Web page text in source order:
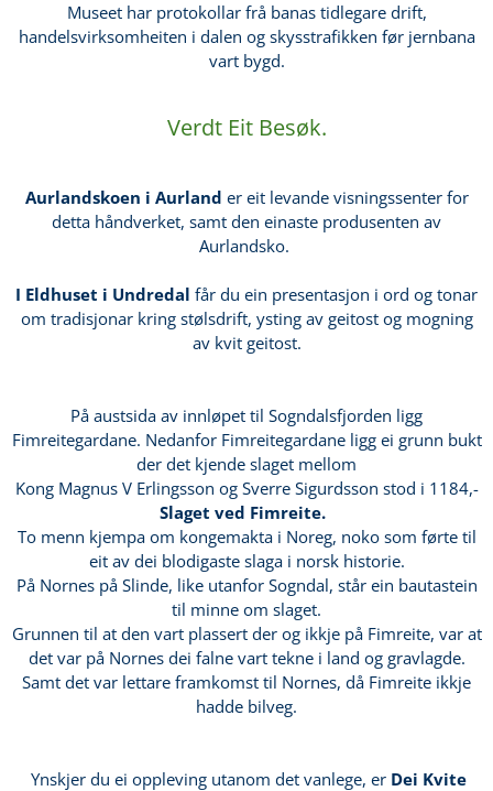
Museet har protokollar frå banas tidlegare drift,
handelsvirksomheiten i dalen og skysstrafikken før jernbana
vart bygd.
Verdt Eit Besøk.
Aurlandskoen i Aurland er eit levande visningssenter for
detta håndverket, samt den einaste produsenten av
Aurlandsko.
I Eldhuset i Undredal får du ein presentasjon i ord og tonar
om tradisjonar kring stølsdrift, ysting av geitost og mogning
av kvit geitost.
På austsida av innløpet til Sogndalsfjorden ligg
Fimreitegardane. Nedanfor Fimreitegardane ligg ei grunn bukt
der det kjende slaget mellom
Kong Magnus V Erlingsson og Sverre Sigurdsson stod i 1184,-
Slaget ved Fimreite.
To menn kjempa om kongemakta i Noreg, noko som førte til
eit av dei blodigaste slaga i norsk historie.
På Nornes på Slinde, like utanfor Sogndal, står ein bautastein
til minne om slaget.
Grunnen til at den vart plassert der og ikkje på Fimreite, var at
det var på Nornes dei falne vart tekne i land og gravlagde.
Samt det var lettare framkomst til Nornes, då Fimreite ikkje
hadde bilveg.
Ynskjer du ei oppleving utanom det vanlege, er Dei Kvite